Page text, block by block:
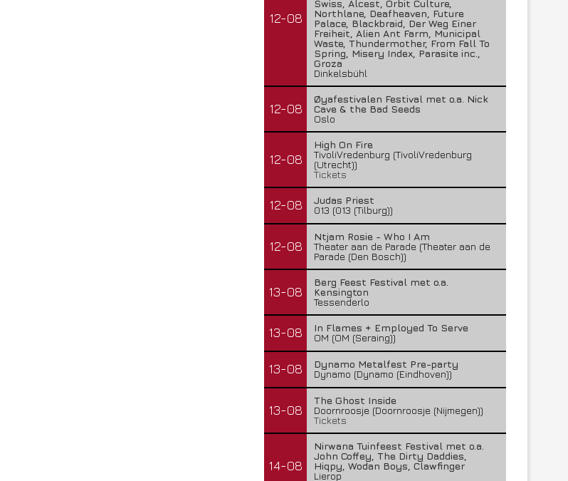
12-08
Swiss, Alcest, Orbit Culture,
Northlane, Deafheaven, Future
Palace, Blackbraid, Der Weg Einer
Freiheit, Alien Ant Farm, Municipal
Waste, Thundermother, From Fall To
Spring, Misery Index, Parasite inc.,
Groza
Dinkelsbühl
12-08
Øyafestivalen Festival met o.a. Nick
Cave & the Bad Seeds
Oslo
12-08
High On Fire
TivoliVredenburg (TivoliVredenburg
(Utrecht))
Tickets
12-08
Judas Priest
013 (013 (Tilburg))
12-08
Ntjam Rosie - Who I Am
Theater aan de Parade (Theater aan de
Parade (Den Bosch))
13-08
Berg Feest Festival met o.a.
Kensington
Tessenderlo
13-08
In Flames + Employed To Serve
OM (OM (Seraing))
13-08
Dynamo Metalfest Pre-party
Dynamo (Dynamo (Eindhoven))
13-08
The Ghost Inside
Doornroosje (Doornroosje (Nijmegen))
Tickets
14-08
Nirwana Tuinfeest Festival met o.a.
John Coffey, The Dirty Daddies,
Hiqpy, Wodan Boys, Clawfinger
Lierop